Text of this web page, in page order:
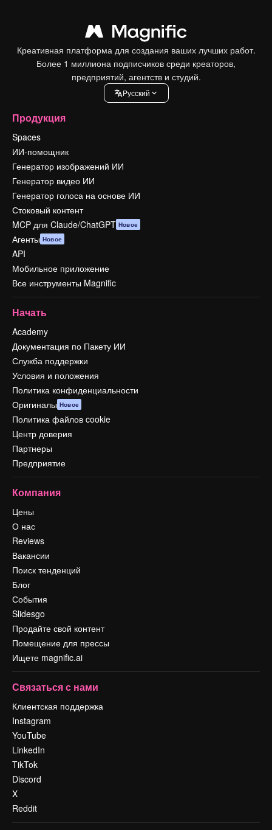
Креативная платформа для создания ваших лучших работ.
Более 1 миллиона подписчиков среди креаторов,
предприятий, агентств и студий.
Pусский
Продукция
Spaces
ИИ-помощник
Генератор изображений ИИ
Генератор видео ИИ
Генератор голоса на основе ИИ
Стоковый контент
MCP для Claude/ChatGPT Новое
Агенты Новое
API
Мобильное приложение
Все инструменты Magnific
Начать
Academy
Документация по Пакету ИИ
Служба поддержки
Условия и положения
Политика конфиденциальности
Оригиналы Новое
Политика файлов cookie
Центр доверия
Партнеры
Предприятие
Компания
Цены
О нас
Reviews
Вакансии
Поиск тенденций
Блог
События
Slidesgo
Продайте свой контент
Помещение для прессы
Ищете magnific.ai
Связаться с нами
Клиентская поддержка
Instagram
YouTube
LinkedIn
TikTok
Discord
X
Reddit